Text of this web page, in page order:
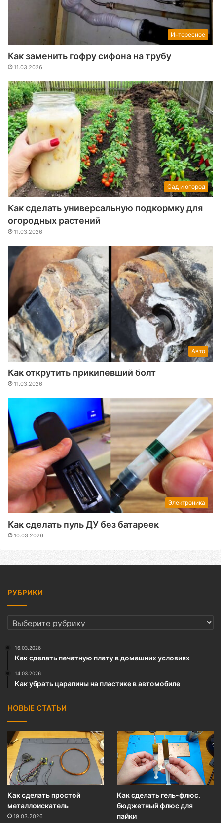
Интересное
Как заменить гофру сифона на трубу
11.03.2026
Сад и огород
Как сделать универсальную подкормку для
огородных растений
11.03.2026
Авто
Как открутить прикипевший болт
11.03.2026
Электроника
Как сделать пуль ДУ без батареек
10.03.2026
РУБРИКИ
РУБРИКИ
16.03.2026
Как сделать печатную плату в домашних условиях
14.03.2026
Как убрать царапины на пластике в автомобиле
НОВЫЕ СТАТЬИ
Как сделать простой
металлоискатель
19.03.2026
Как сделать гель-флюс.
бюджетный флюс для
пайки